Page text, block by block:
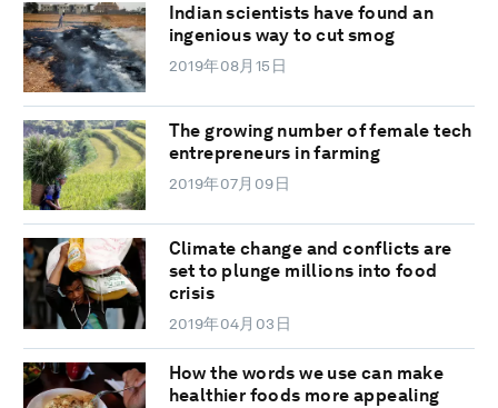
Indian scientists have found an
ingenious way to cut smog
2019年08月15日
The growing number of female tech
entrepreneurs in farming
2019年07月09日
Climate change and conflicts are
set to plunge millions into food
crisis
2019年04月03日
How the words we use can make
healthier foods more appealing